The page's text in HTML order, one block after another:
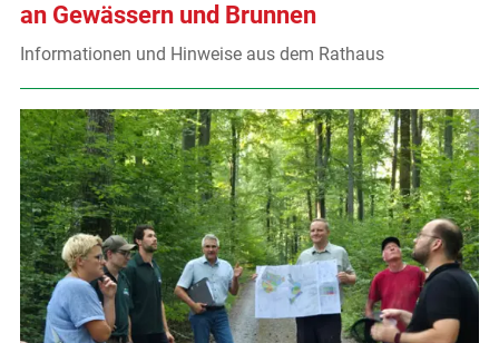
an Gewässern und Brunnen
Informationen und Hinweise aus dem Rathaus